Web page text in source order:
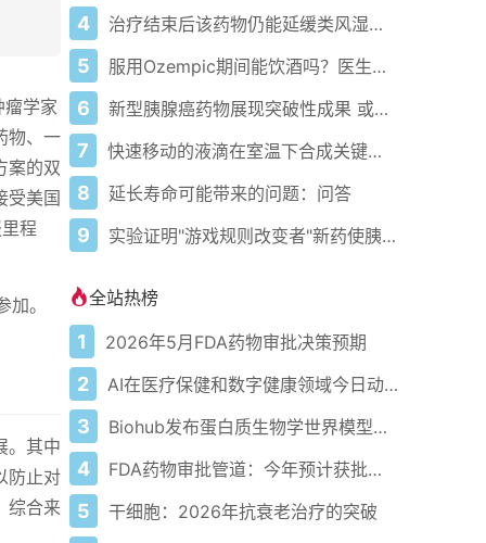
学家
物、一
案的双
受美国
程
。
。其中
防止对
综合来
4 治疗结束后该药物仍能延缓类风湿性关节炎多年
5 服用Ozempic期间能饮酒吗？医生详解潜在副作用
6 新型胰腺癌药物展现突破性成果 或使生存率翻倍
7 快速移动的液滴在室温下合成关键药物化合物，无需催化剂
8 延长寿命可能带来的问题：问答
9 实验证明"游戏规则改变者"新药使胰腺癌患者生存时间延长一倍
全站热榜
1 2026年5月FDA药物审批决策预期
2 AI在医疗保健和数字健康领域今日动态——2026年5月4日
3 Biohub发布蛋白质生物学世界模型以应对疾病
4 FDA药物审批管道：今年预计获批的关键新疗法
5 干细胞：2026年抗衰老治疗的突破